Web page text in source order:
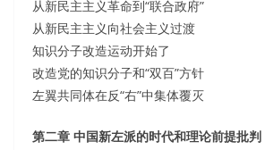
从新民主主义革命到“联合政府”
从新民主主义向社会主义过渡
知识分子改造运动开始了
改造党的知识分子和“双百”方针
左翼共同体在反“右”中集体覆灭
第二章 中国新左派的时代和理论前提批判